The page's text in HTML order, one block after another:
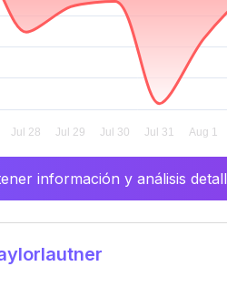
información y análisis